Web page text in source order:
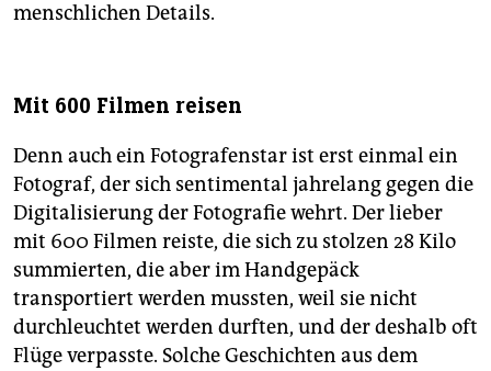
menschlichen Details.
Mit 600 Filmen reisen
Denn auch ein Fotografenstar ist erst einmal ein
Fotograf, der sich sentimental jahrelang gegen die
Digitalisierung der Fotografie wehrt. Der lieber
mit 600 Filmen reiste, die sich zu stolzen 28 Kilo
summierten, die aber im Handgepäck
transportiert werden mussten, weil sie nicht
durchleuchtet werden durften, und der deshalb oft
Flüge verpasste. Solche Geschichten aus dem